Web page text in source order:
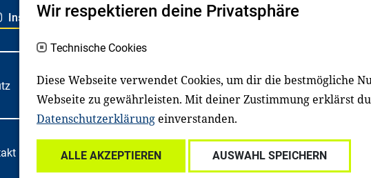
Instagram Facebook LinkedIn
Haftungsausschluss Impressum
Spenden Für Familien Für Kitafachkräfte Für Lehrkräfte
Wir respektieren deine Privatsphäre
Technische Cookies
Diese Webseite verwendet Cookies, um dir die bestmögliche
Webseite zu gewährleisten. Mit deiner Zustimmung erklärst
Datenschutzerklärung einverstanden.
ALLE AKZEPTIEREN AUSWAHL SPEICHERN